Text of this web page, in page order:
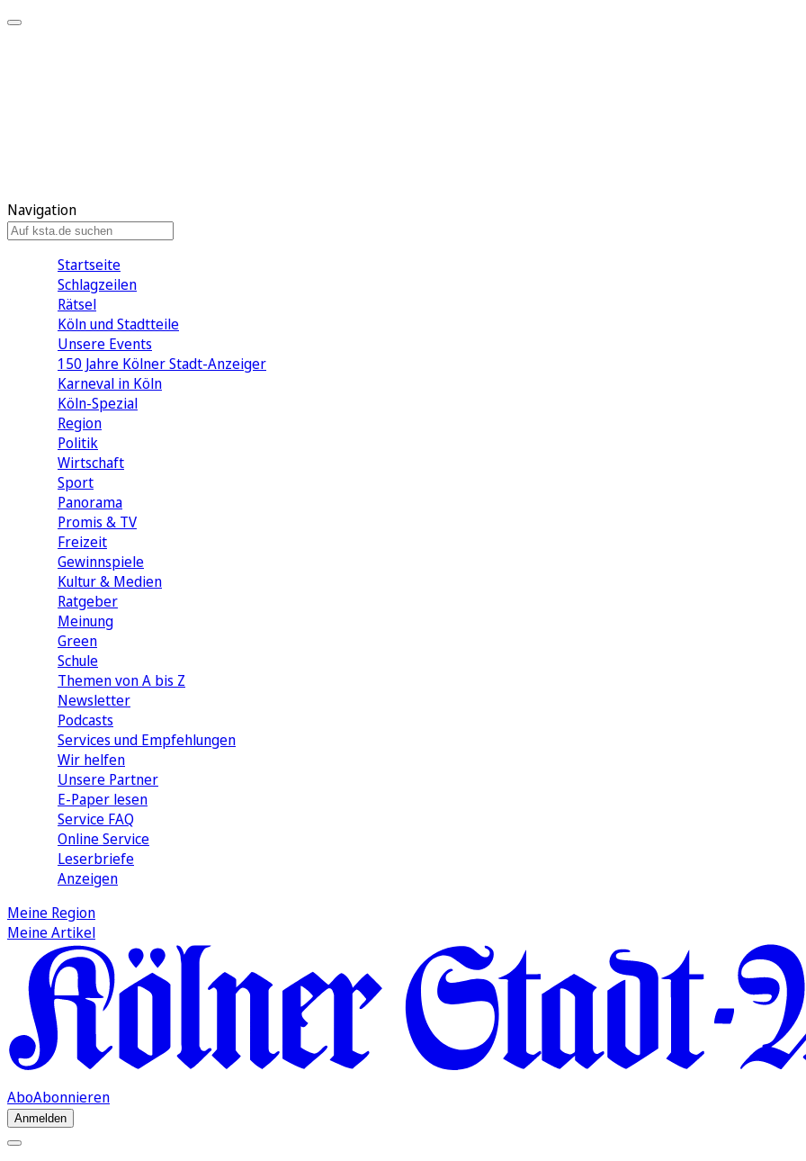
Navigation
Startseite
Schlagzeilen
Rätsel
Köln und Stadtteile
Unsere Events
150 Jahre Kölner Stadt-Anzeiger
Karneval in Köln
Köln-Spezial
Region
Politik
Wirtschaft
Sport
Panorama
Promis & TV
Freizeit
Gewinnspiele
Kultur & Medien
Ratgeber
Meinung
Green
Schule
Themen von A bis Z
Newsletter
Podcasts
Services und Empfehlungen
Wir helfen
Unsere Partner
E-Paper lesen
Service FAQ
Online Service
Leserbriefe
Anzeigen
Meine Region
Meine Artikel
AboAbonnieren
Anmelden